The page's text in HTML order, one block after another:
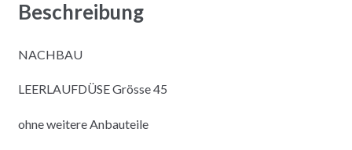
Beschreibung
NACHBAU
LEERLAUFDÜSE Grösse 45
ohne weitere Anbauteile